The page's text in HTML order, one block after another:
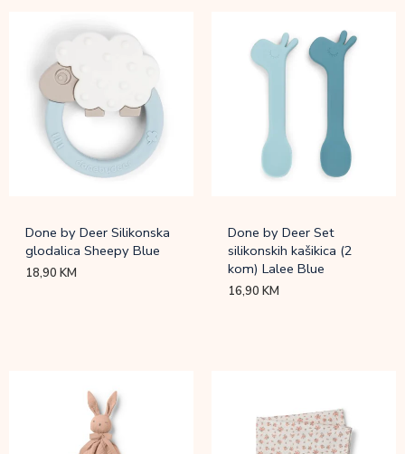
Done by Deer Silikonska
glodalica Sheepy Blue
18,90KM
Done by Deer Set
silikonskih kašikica (2
kom) Lalee Blue
16,90KM